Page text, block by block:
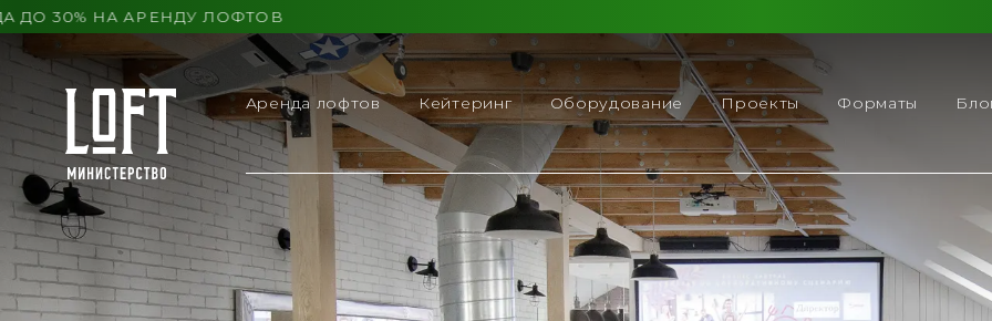
30% НА АРЕНДУ ЛОФТОВ
Аренда лофтов Кейтеринг Оборудование Проекты Форматы